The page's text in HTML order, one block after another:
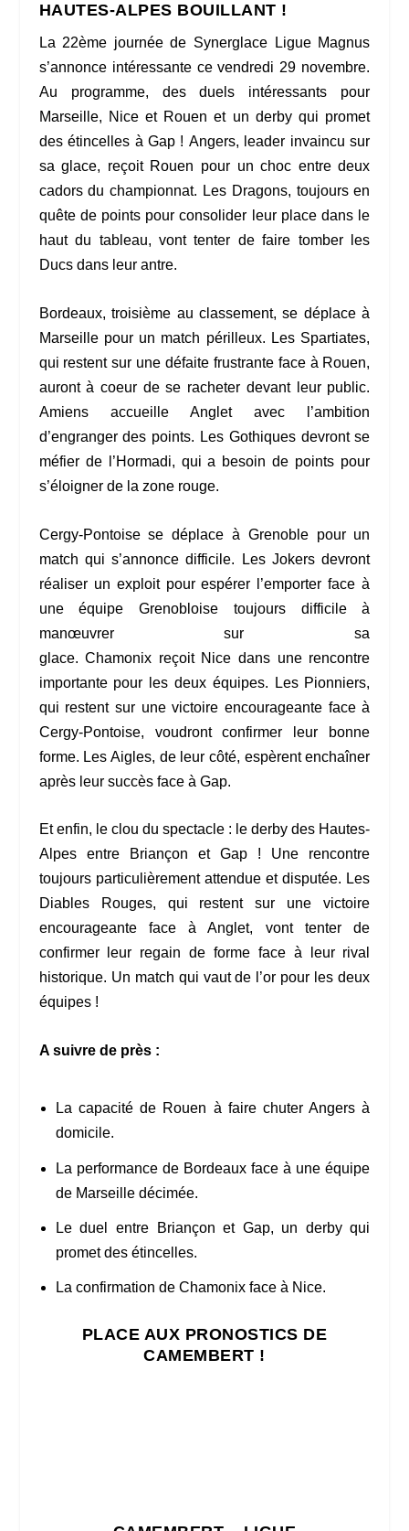
HAUTES-ALPES BOUILLANT !
La 22ème journée de Synerglace Ligue Magnus
s’annonce intéressante ce vendredi 29 novembre.
Au programme, des duels intéressants pour
Marseille, Nice et Rouen et un derby qui promet
des étincelles à Gap ! Angers, leader invaincu sur
sa glace, reçoit Rouen pour un choc entre deux
cadors du championnat. Les Dragons, toujours en
quête de points pour consolider leur place dans le
haut du tableau, vont tenter de faire tomber les
Ducs dans leur antre.
Bordeaux, troisième au classement, se déplace à
Marseille pour un match périlleux. Les Spartiates,
qui restent sur une défaite frustrante face à Rouen,
auront à coeur de se racheter devant leur public.
Amiens accueille Anglet avec l’ambition
d’engranger des points. Les Gothiques devront se
méfier de l’Hormadi, qui a besoin de points pour
s’éloigner de la zone rouge.
Cergy-Pontoise se déplace à Grenoble pour un
match qui s’annonce difficile. Les Jokers devront
réaliser un exploit pour espérer l’emporter face à
une équipe Grenobloise toujours difficile à
manœuvrer sur sa
glace. Chamonix reçoit Nice dans une rencontre
importante pour les deux équipes. Les Pionniers,
qui restent sur une victoire encourageante face à
Cergy-Pontoise, voudront confirmer leur bonne
forme. Les Aigles, de leur côté, espèrent enchaîner
après leur succès face à Gap.
Et enfin, le clou du spectacle : le derby des Hautes-
Alpes entre Briançon et Gap ! Une rencontre
toujours particulièrement attendue et disputée. Les
Diables Rouges, qui restent sur une victoire
encourageante face à Anglet, vont tenter de
confirmer leur regain de forme face à leur rival
historique. Un match qui vaut de l’or pour les deux
équipes !
A suivre de près :
La capacité de Rouen à faire chuter Angers à
domicile.
La performance de Bordeaux face à une équipe
de Marseille décimée.
Le duel entre Briançon et Gap, un derby qui
promet des étincelles.
La confirmation de Chamonix face à Nice.
PLACE AUX PRONOSTICS DE
CAMEMBERT !